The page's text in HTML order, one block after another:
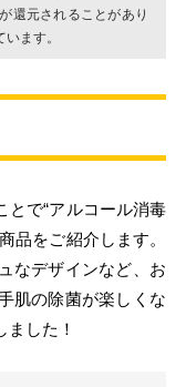
還元されることがあり
ます。
とで“アルコール消毒
品をご紹介します。
なデザインなど、お
肌の除菌が楽しくな
した！